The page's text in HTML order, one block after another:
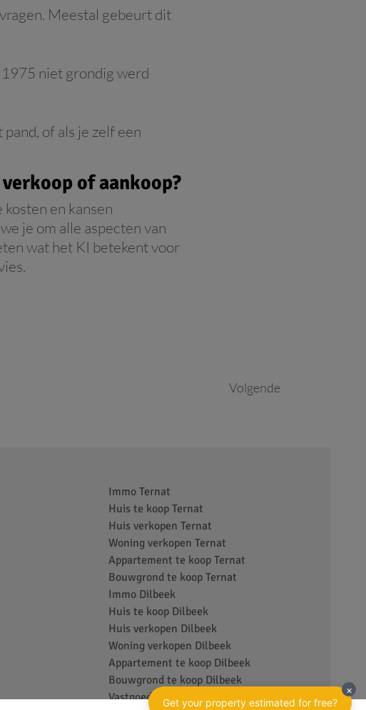
Meestal gebeurt dit
niet grondig werd
of als je zelf een
of aankoop?
en kansen
je om alle aspecten van
wat het KI betekent voor
Volgende
Immo Ternat
Huis te koop Ternat
Huis verkopen Ternat
Woning verkopen Ternat
Appartement te koop Ternat
Bouwgrond te koop Ternat
Immo Dilbeek
Huis te koop Dilbeek
Huis verkopen Dilbeek
Woning verkopen Dilbeek
Appartement te koop Dilbeek
Bouwgrond te koop Dilbeek
Vastgoedkantoor Ternat